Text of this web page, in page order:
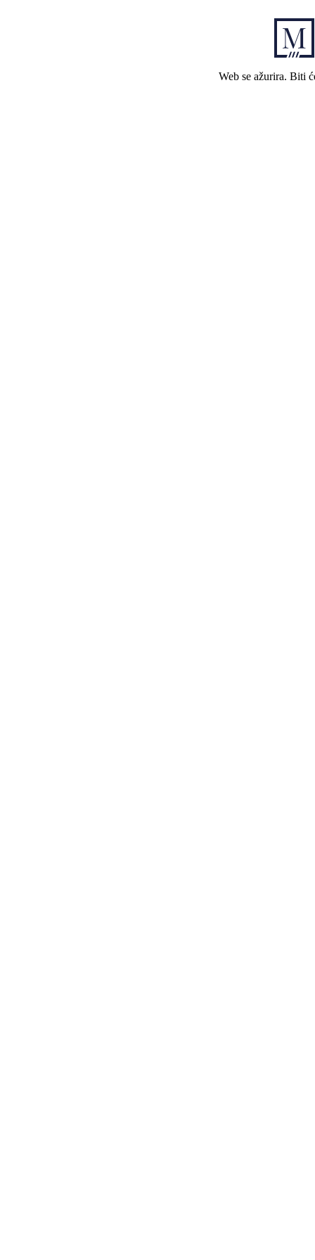
Web se ažurira. Biti